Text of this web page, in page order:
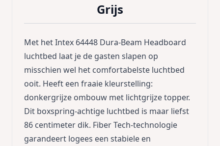
Grijs
Met het Intex 64448 Dura-Beam Headboard
luchtbed laat je de gasten slapen op
misschien wel het comfortabelste luchtbed
ooit. Heeft een fraaie kleurstelling:
donkergrijze ombouw met lichtgrijze topper.
Dit boxspring-achtige luchtbed is maar liefst
86 centimeter dik. Fiber Tech-technologie
garandeert logees een stabiele en